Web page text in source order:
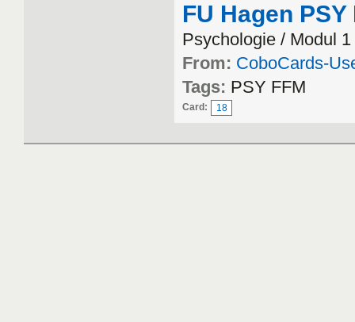
FU Hagen
Psychologie / Modul 1
From: CoboCards-
Tags: PSY FFM
Card: 18